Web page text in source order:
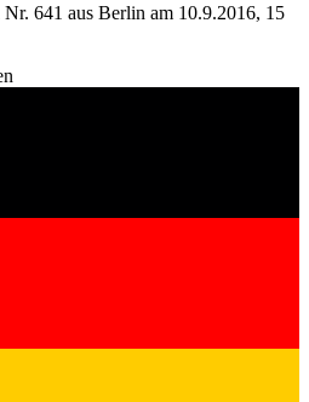
641 aus Berlin am 10.9.2016, 15